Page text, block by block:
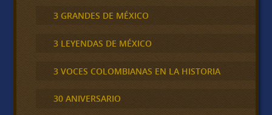
3 GRANDES DE MÉXICO
3 LEYENDAS DE MÉXICO
3 VOCES COLOMBIANAS EN LA HISTORIA
30 ANIVERSARIO